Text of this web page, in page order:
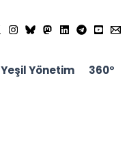
Yeşil Yönetim 360°